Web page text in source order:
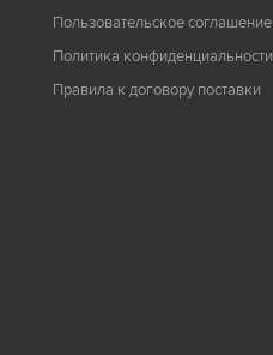
Пользовательское соглашение
Политика конфиденциальности
Правила к договору поставки